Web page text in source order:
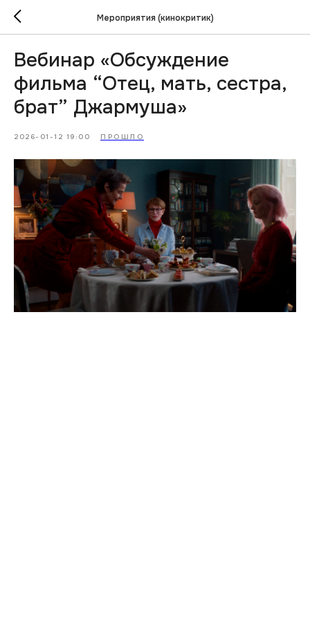
Мероприятия (кинокритик)
Вебинар «Обсуждение
фильма “Отец, мать, сестра,
брат” Джармуша»
2026-01-12 19:00 ПРОШЛО